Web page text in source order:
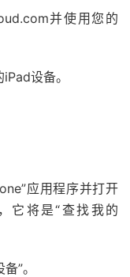
并使用您的
设备。
应用程序并打开
它将是“查找我的
”。